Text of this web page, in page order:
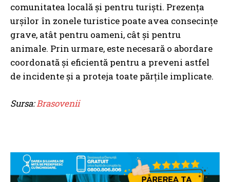
comunitatea locală și pentru turiști. Prezența
urșilor în zonele turistice poate avea consecințe
grave, atât pentru oameni, cât și pentru
animale. Prin urmare, este necesară o abordare
coordonată și eficientă pentru a preveni astfel
de incidente și a proteja toate părțile implicate.
Sursa:Brasovenii